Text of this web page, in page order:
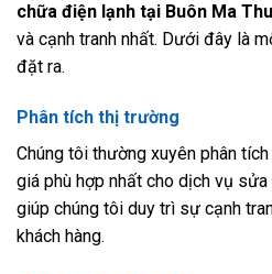
chữa điện lạnh tại Buôn Ma
và cạnh tranh nhất. Dưới đây là
đặt ra.
Phân tích thị trường
Chúng tôi thường xuyên phân
giá phù hợp nhất cho dịch vụ
giúp chúng tôi duy trì sự cạnh
khách hàng.